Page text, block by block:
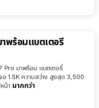
พร้อมแบตเตอรี่
Pro มาพร้อม แบตเตอรี่
อ 1.5K ความสว่าง สูงสุด 3,500
น้า มากกว่า